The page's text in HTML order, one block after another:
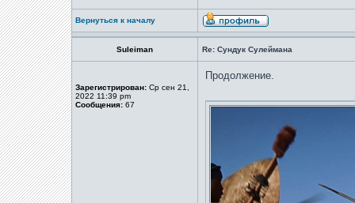
Вернуться к началу
Suleiman Re: Сундук Сулеймана
Зарегистрирован: Ср сен 21,
2022 11:39 pm
Сообщения: 67
Продолжение.